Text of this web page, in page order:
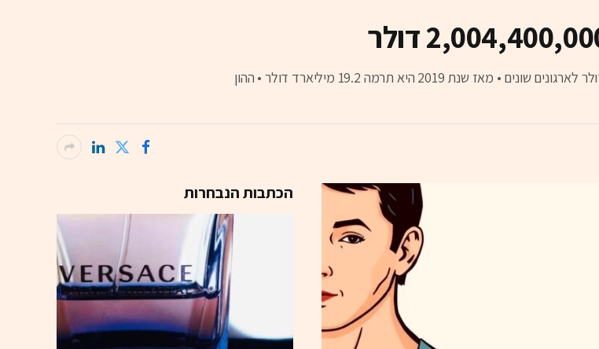
מקנזי סקוט, המיליארדרית, חשפה כי במהלך שנת 2024 תרמה מעל 2 מיליארד דולר לארגונים שונים • מאז שנת 2019 היא תרמה 19.2 מיליארד דולר • ההון
הכתבות הנבחרות